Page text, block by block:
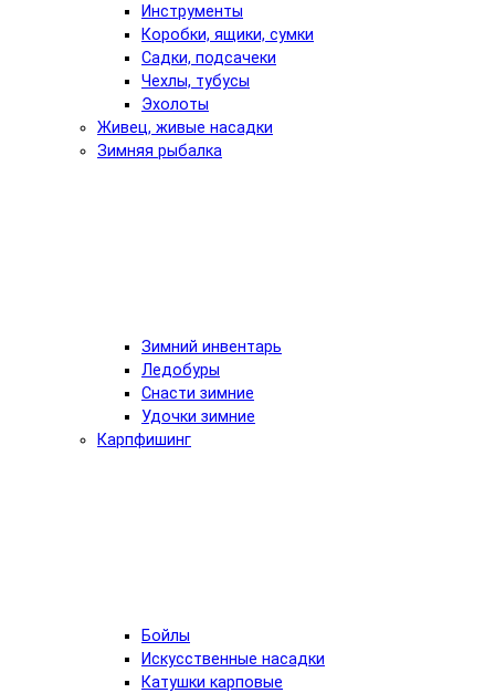
Инструменты
Коробки, ящики, сумки
Садки, подсачеки
Чехлы, тубусы
Эхолоты
Живец, живые насадки
Зимняя рыбалка
Зимний инвентарь
Ледобуры
Снасти зимние
Удочки зимние
Карпфишинг
Бойлы
Искусственные насадки
Катушки карповые